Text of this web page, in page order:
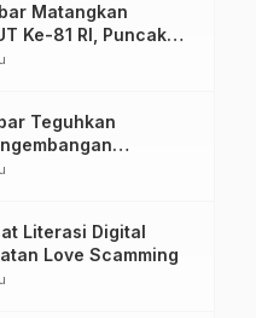
Matangkan
Ke-81 RI, Puncak
Ahmad
Teguhkan
melalui
Literasi Digital
Love Scamming